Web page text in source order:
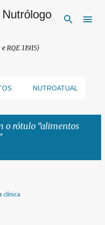
principal
RQE 11915)
NUTROATUAL
o rótulo alimentos
clínica